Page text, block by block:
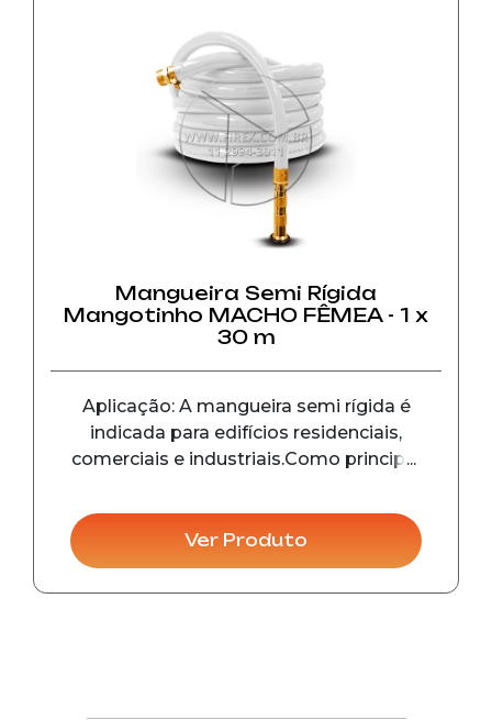
Mangueira Semi Rígida
Mangotinho MACHO FÊMEA - 1 x
30 m
Aplicação: A mangueira semi rígida é
indicada para edifícios residenciais,
comerciais e industriais.Como principal
caso de incêndio, pois não demanda
montagem de peças na hora de utilizar.
Ver Produto